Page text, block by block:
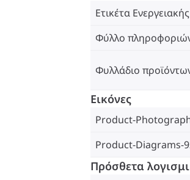
Ετικέτα
Φύλλο
Φυλλάδιο
Εικόνες
Product-
Product-Diagrams-
Πρόσθετα